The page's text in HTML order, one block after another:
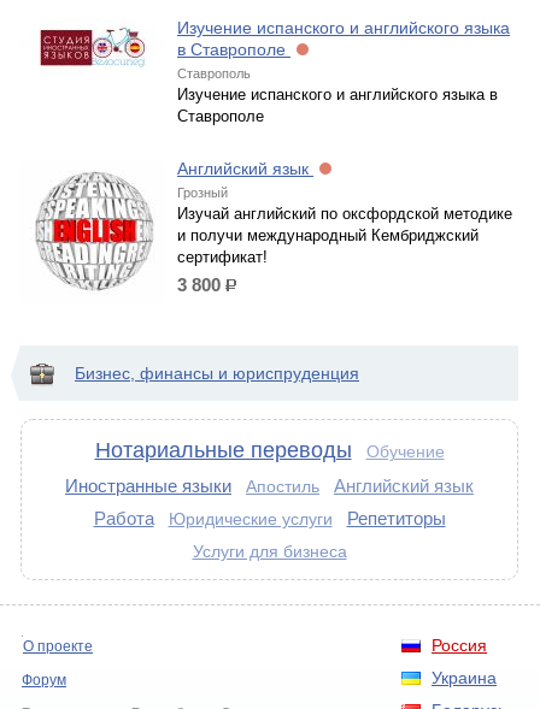
Изучение испанского и английского языка
в Ставрополе
Ставрополь
Изучение испанского и английского языка в
Ставрополе
Английский язык
Грозный
Изучай английский по оксфордской методике
и получи международный Кембриджский
сертификат!
3 800 р.
Бизнес, финансы и юриспруденция
Нотариальные переводы Обучение
Иностранные языки Апостиль
Английский язык
Работа
Юридические услуги Репетиторы
Услуги для бизнеса
Россия
Украина
О проекте
Форум